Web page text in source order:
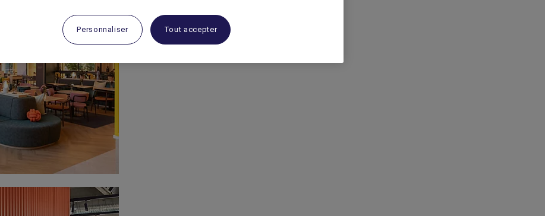
Personnaliser Tout accepter